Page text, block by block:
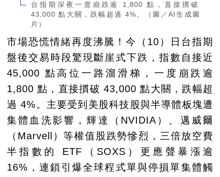
台指期深夜一度崩跌逾 1,800 點，直接摜破
43,000 點大關，跌幅超過 4%。（圖／AI生成圖
片）
市場恐慌情緒再度沸騰！今（10）日台指期
盤後交易時段驚現斷崖式下跌，指數自接近
45,000 點高位一路溜滑梯，一度崩跌逾
1,800 點，直接摜破 43,000 點大關，跌幅超
過 4%。主要受到美股科技股與半導體板塊遭
集體血洗影響，輝達（NVIDIA）、邁威爾
（Marvell）等權值股跌勢慘烈，三倍放空費
半指數的 ETF（SOXS）更應聲暴漲逾
16%，連鎖引爆全球程式單與停損單集體觸